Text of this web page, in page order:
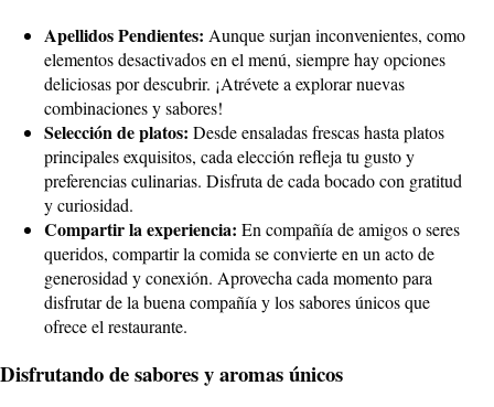
Apellidos Pendientes: Aunque surjan inconvenientes, como
elementos desactivados en el menú, siempre hay opciones
deliciosas por descubrir. ¡Atrévete a explorar nuevas
combinaciones y sabores!
Selección de platos: Desde ensaladas frescas hasta platos
principales exquisitos, cada elección refleja tu gusto y
preferencias culinarias. Disfruta de cada bocado con gratitud
y curiosidad.
Compartir la experiencia: En compañía de amigos o seres
queridos, compartir la comida se convierte en un acto de
generosidad y conexión. Aprovecha cada momento para
disfrutar de la buena compañía y los sabores únicos que
ofrece el restaurante.
Disfrutando de sabores y aromas únicos